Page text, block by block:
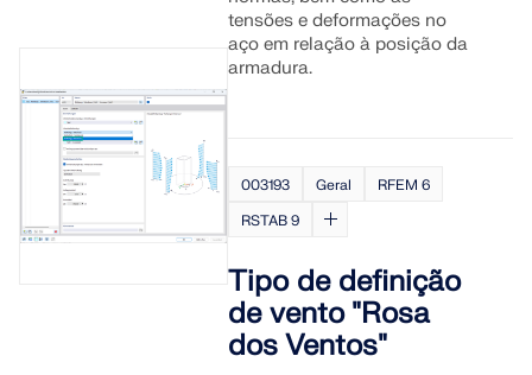
tensões e deformações no
aço em relação à posição da
armadura.
003193 Geral
RFEM 6
RSTAB 9
Tipo de definição
de vento "Rosa
dos Ventos"